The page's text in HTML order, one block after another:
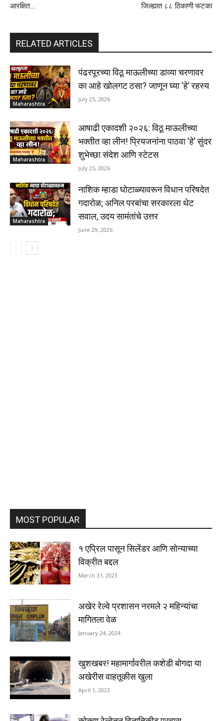
आरक्षित….
जिल्ह्यात ८८ ठिकाणी फटका
RELATED ARTICLES
Maharashtra
पंढरपूरच्या विठू माऊलीच्या डाव्या चरणावर
का आहे खोलगट ठसा? जाणून घ्या ‘हे’ रहस्य
July 25, 2026
Maharashtra
आषाढी एकादशी २०२६: विठू माऊलीच्या
भक्तीत व्हा लीन! प्रियजनांना पाठवा ‘हे’ सुंदर
शुभेच्छा संदेश आणि स्टेटस
July 25, 2026
Maharashtra
नाशिक म्हाडा घोटाळ्यावरून विधान परिषदेत
गदारोळ; अनिल परबांचा सरकारला थेट
सवाल, उदय सामंतांचे उत्तर
June 29, 2026
MOST POPULAR
१ एप्रिल पासून सिलेंडर आणि सोन्याच्या
विक्रीत बद्दल
March 31, 2023
अखेर रेल्वे प्रशासन नरमले २ महिन्यांचा
मागितला वेळ
January 24, 2024
खुशखबर! महामार्गावरील कशेडी बोगदा या
अखेरीस वाहतूकीस खुला
April 1, 2023